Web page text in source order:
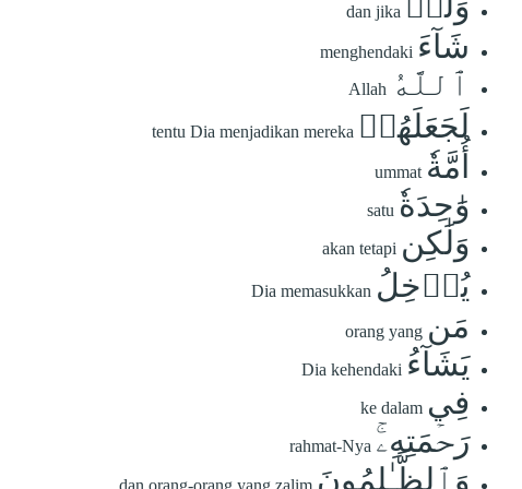
dan jika
شَآءَ menghendaki
ٱللَّهُ Allah
لَجَعَلَهُمۡ tentu Dia menjadikan mereka
أُمَّةٗ ummat
وَٰحِدَةٗ satu
وَلَٰكِن akan tetapi
يُدۡخِلُ Dia memasukkan
مَن orang yang
يَشَآءُ Dia kehendaki
فِي ke dalam
رَحۡمَتِهِۦۚ rahmat-Nya
وَٱلظَّـٰلِمُونَ dan orang-orang yang zalim